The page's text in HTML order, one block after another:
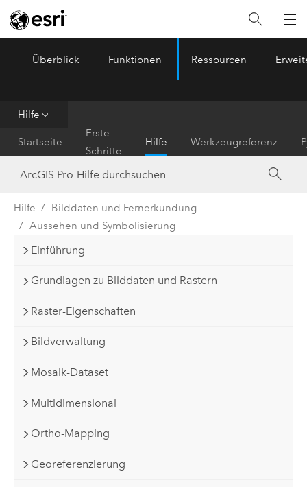
ArcGIS Pro
Überblick Funktionen Ressourcen
Hilfe
Startseite
Erste
Schritte
Hilfe Werkzeugreferenz
Hilfe
Bilddaten und Fernerkundung
Aussehen und Symbolisierung
Einführung
Grundlagen zu Bilddaten und Rastern
Raster-Eigenschaften
Bildverwaltung
Mosaik-Dataset
Multidimensional
Ortho-Mapping
Georeferenzierung